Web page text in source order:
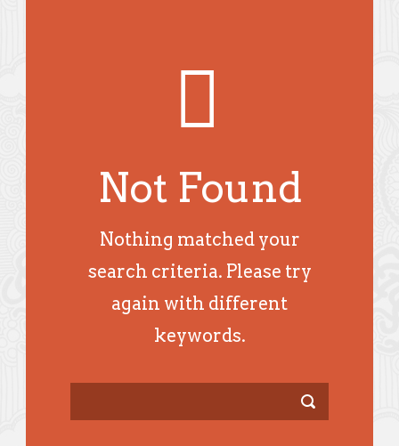
Not Found
Nothing matched your
search criteria. Please try
again with different
keywords.